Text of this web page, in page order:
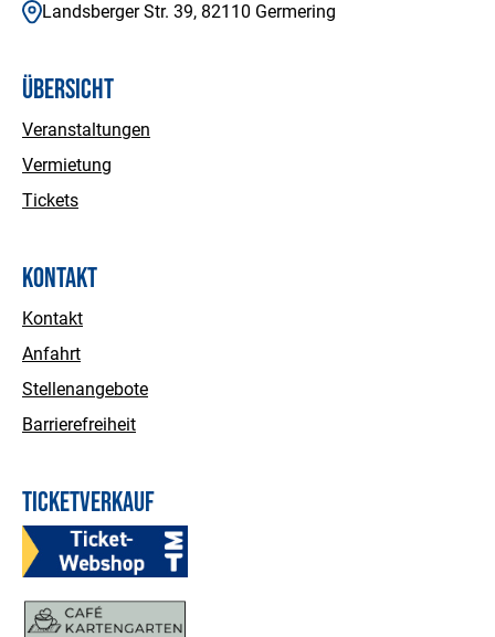
Landsberger Str. 39, 82110 Germering
Übersicht
Veranstaltungen
Vermietung
Tickets
Kontakt
Kontakt
Anfahrt
Stellenangebote
Barrierefreiheit
Ticketverkauf